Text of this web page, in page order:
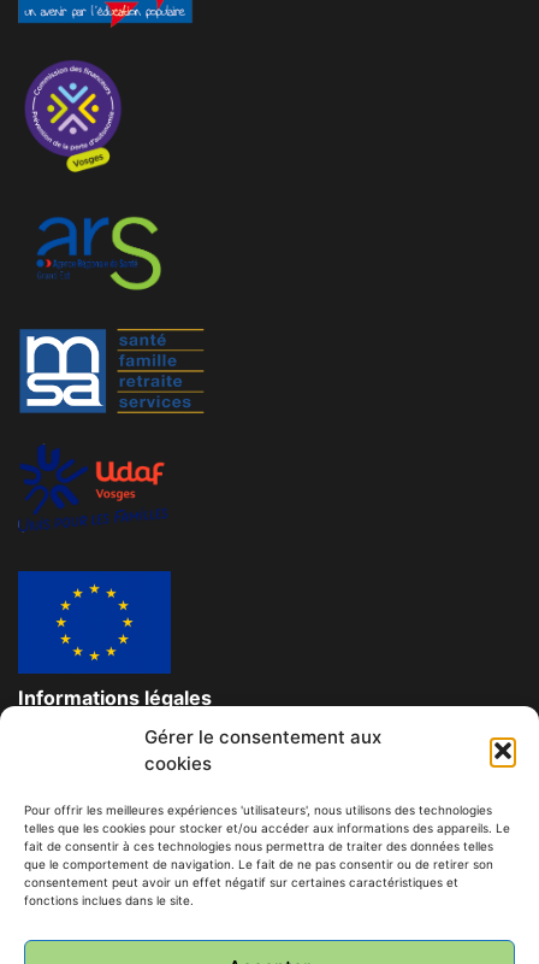
Gérer le consentement aux
cookies
Pour offrir les meilleures expériences 'utilisateurs', nous utilisons des technologies
telles que les cookies pour stocker et/ou accéder aux informations des appareils. Le
fait de consentir à ces technologies nous permettra de traiter des données telles
que le comportement de navigation. Le fait de ne pas consentir ou de retirer son
consentement peut avoir un effet négatif sur certaines caractéristiques et
fonctions inclues dans le site.
Informations légales
Données personnelles et confidentielles
Mentions légales
Contact
© Tous droits réservés à l'association des familles du
L'AFT'R Centre Social et Culturel